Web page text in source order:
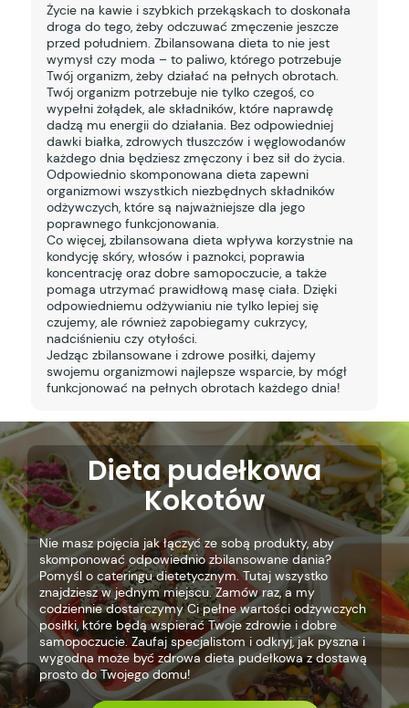
Życie na kawie i szybkich przekąskach to doskonała
droga do tego, żeby odczuwać zmęczenie jeszcze
przed południem. Zbilansowana dieta to nie jest
wymysł czy moda – to paliwo, którego potrzebuje
Twój organizm, żeby działać na pełnych obrotach.
Twój organizm potrzebuje nie tylko czegoś, co
wypełni żołądek, ale składników, które naprawdę
dadzą mu energii do działania. Bez odpowiedniej
dawki białka, zdrowych tłuszczów i węglowodanów
każdego dnia będziesz zmęczony i bez sił do życia.
Odpowiednio skomponowana dieta zapewni
organizmowi wszystkich niezbędnych składników
odżywczych, które są najważniejsze dla jego
poprawnego funkcjonowania.
Co więcej, zbilansowana dieta wpływa korzystnie na
kondycję skóry, włosów i paznokci, poprawia
koncentrację oraz dobre samopoczucie, a także
pomaga utrzymać prawidłową masę ciała. Dzięki
odpowiedniemu odżywianiu nie tylko lepiej się
czujemy, ale również zapobiegamy cukrzycy,
nadciśnieniu czy otyłości.
Jedząc zbilansowane i zdrowe posiłki, dajemy
swojemu organizmowi najlepsze wsparcie, by mógł
funkcjonować na pełnych obrotach każdego dnia!
Dieta pudełkowa
Kokotów
Nie masz pojęcia jak łączyć ze sobą produkty, aby
skomponować odpowiednio zbilansowane dania?
Pomyśl o cateringu dietetycznym. Tutaj wszystko
znajdziesz w jednym miejscu. Zamów raz, a my
codziennie dostarczymy Ci pełne wartości odżywczych
posiłki, które będą wspierać Twoje zdrowie i dobre
samopoczucie. Zaufaj specjalistom i odkryj, jak pyszna i
wygodna może być zdrowa dieta pudełkowa z dostawą
prosto do Twojego domu!